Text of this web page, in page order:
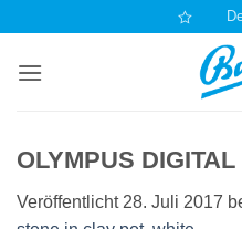
springen
OLYMPUS
Veröffentlicht 28. Juli 2017